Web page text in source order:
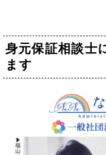
身元保証相談士
ます